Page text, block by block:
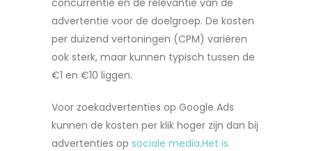
advertentie voor de doelgroep. De kosten
per duizend vertoningen (CPM) variëren
ook sterk, maar kunnen typisch tussen de
€1 en €10 liggen.
Voor zoekadvertenties op Google Ads
kunnen de kosten per klik hoger zijn dan bij
advertenties op sociale media.Het is